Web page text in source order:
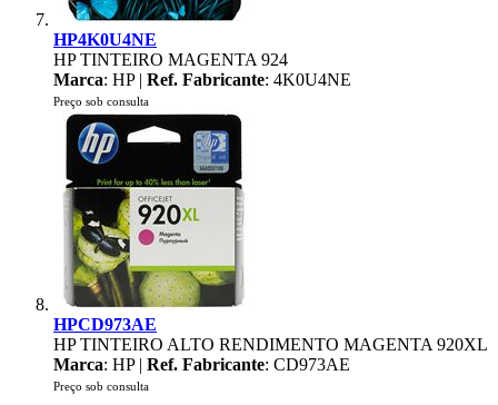
HP4K0U4NE
HP TINTEIRO MAGENTA 924
Marca: HP | Ref. Fabricante: 4K0U4NE
Preço sob consulta
HPCD973AE
HP TINTEIRO ALTO RENDIMENTO MAGENTA 920XL
Marca: HP | Ref. Fabricante: CD973AE
Preço sob consulta